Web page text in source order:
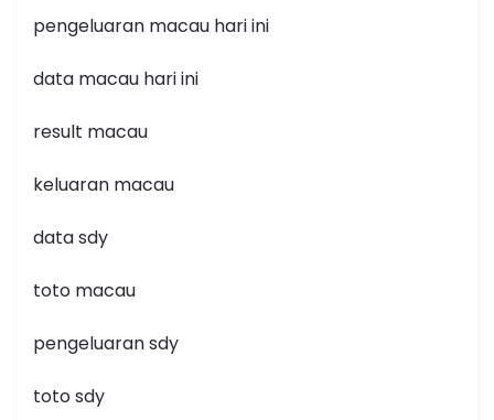
pengeluaran macau hari ini
data macau hari ini
result macau
keluaran macau
data sdy
toto macau
pengeluaran sdy
toto sdy